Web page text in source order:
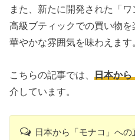
また、新たに開発された「
高級ブティックでの買い物
華やかな雰囲気を味わえます
こちらの記事では、日本から
介しています。
日本から「モナコ」へ